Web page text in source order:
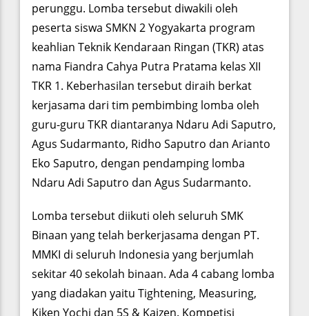
perunggu. Lomba tersebut diwakili oleh
peserta siswa SMKN 2 Yogyakarta program
keahlian Teknik Kendaraan Ringan (TKR) atas
nama Fiandra Cahya Putra Pratama kelas XII
TKR 1. Keberhasilan tersebut diraih berkat
kerjasama dari tim pembimbing lomba oleh
guru-guru TKR diantaranya Ndaru Adi Saputro,
Agus Sudarmanto, Ridho Saputro dan Arianto
Eko Saputro, dengan pendamping lomba
Ndaru Adi Saputro dan Agus Sudarmanto.
Lomba tersebut diikuti oleh seluruh SMK
Binaan yang telah berkerjasama dengan PT.
MMKI di seluruh Indonesia yang berjumlah
sekitar 40 sekolah binaan. Ada 4 cabang lomba
yang diadakan yaitu Tightening, Measuring,
Kiken Yochi dan 5S & Kaizen. Kompetisi